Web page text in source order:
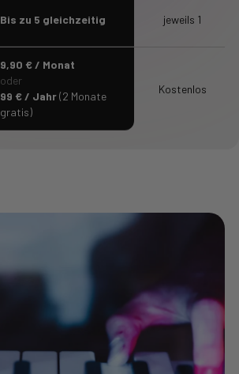
Bis zu 5 gleichzeitig jeweils 1
9,90 € / Monat
oder
99 € / Jahr(2 Monate
gratis)
Kostenlos